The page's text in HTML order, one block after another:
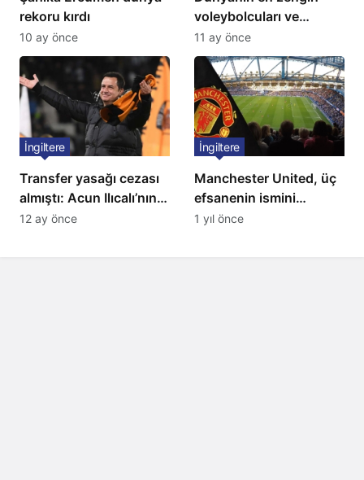
rekoru kırdı
10 ay önce
voleybolcuları ve
servetleri açıklandı:
Listede 2 Türk yıldız
bulunuyor
11 ay önce
Transfer yasağı cezası
almıştı: Acun Ilıcalı’nın
ekibi Hull City’ye kötü
İngiltere
12 ay önce
Manchester United, üç
efsanenin ismini
yasakladı
İngiltere
1 yıl önce